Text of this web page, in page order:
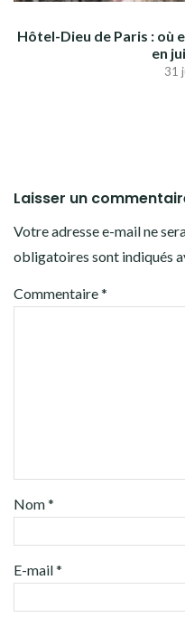
Hôtel-Dieu de Paris : où
en
31
Laisser un
Votre adresse e-mail ne
obligatoires sont indiqués
Commentaire*
Nom*
E-mail*